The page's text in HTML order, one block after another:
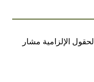
الحقول الإلزامية مشار